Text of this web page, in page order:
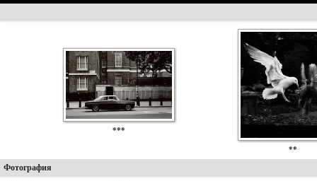
***
**
Фотография